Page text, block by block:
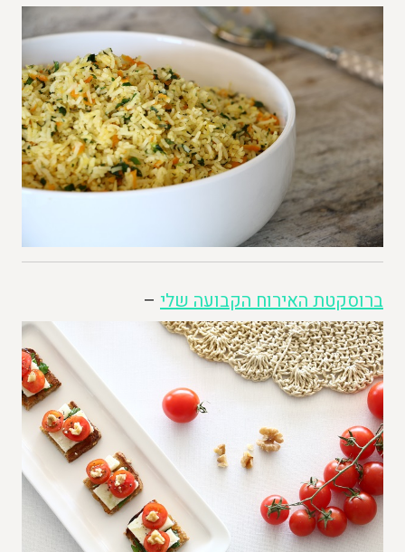
ברוסקטת האירוח הקבועה שלי –